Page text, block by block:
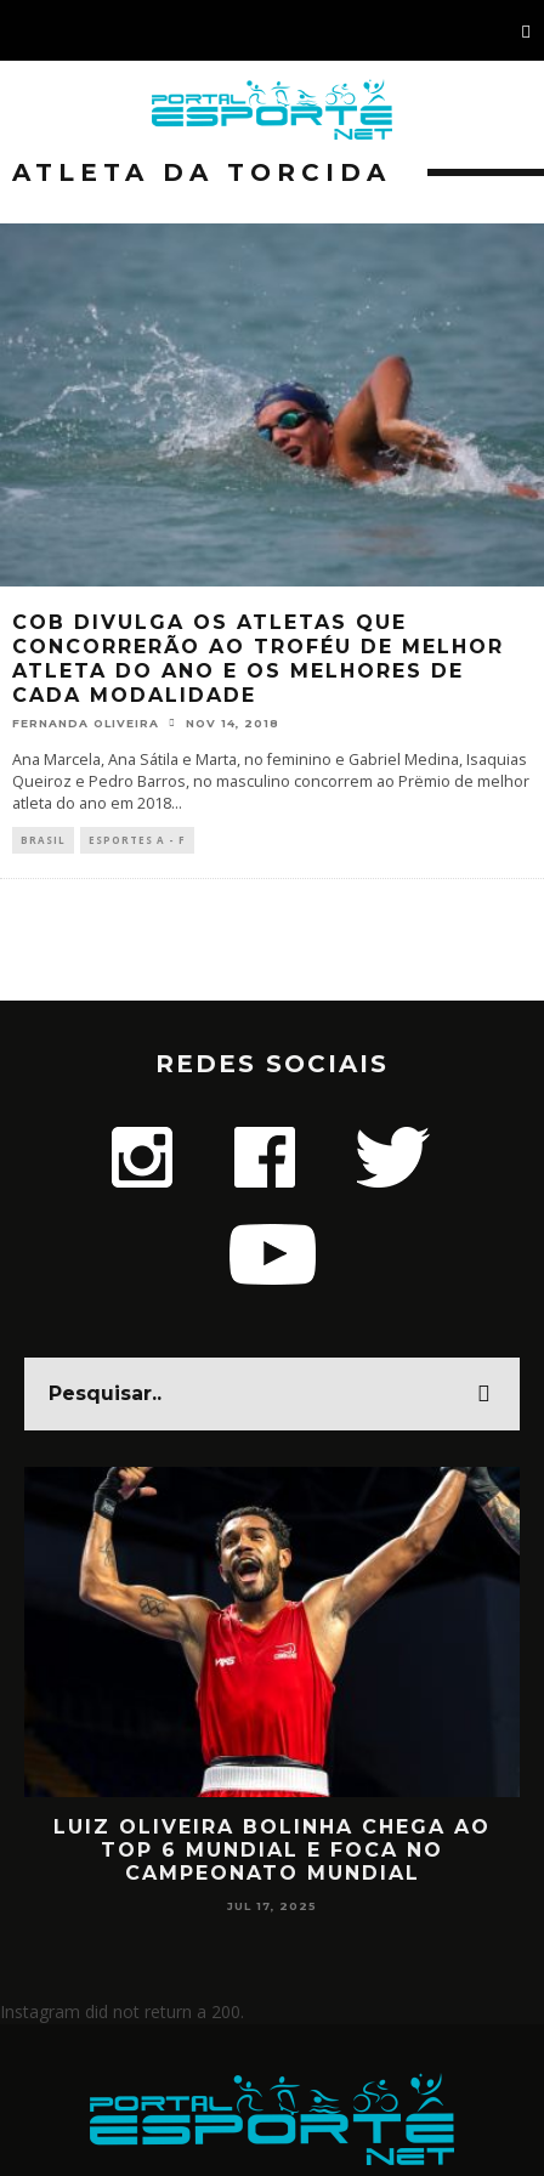
ATLETA DA TORCIDA
COB DIVULGA OS ATLETAS QUE
CONCORRERÃO AO TROFÉU DE MELHOR
ATLETA DO ANO E OS MELHORES DE
CADA MODALIDADE
FERNANDA OLIVEIRA NOV 14, 2018
Ana Marcela, Ana Sátila e Marta, no feminino e Gabriel Medina, Isaquias
Queiroz e Pedro Barros, no masculino concorrem ao Prëmio de melhor
atleta do ano em 2018...
BRASIL ESPORTES A - F
REDES SOCIAIS
LUIZ OLIVEIRA BOLINHA CHEGA AO
TOP 6 MUNDIAL E FOCA NO
CAMPEONATO MUNDIAL
JUL 17, 2025
Instagram did not return a 200.